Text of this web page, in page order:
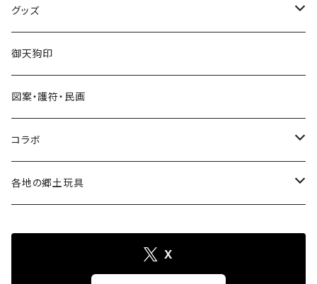
グッズ
手びねり人形・小福人形
張り子
手びねり人形
グッズ
コラボ
グッズ
キーホルダー
シール
遠州綿紬ハンカチ
注染そめ手ぬぐい
御天狗印
図案・護符・民画
コラボ
＜遠州綿紬＞ハンカチ
各地の郷土玩具
X